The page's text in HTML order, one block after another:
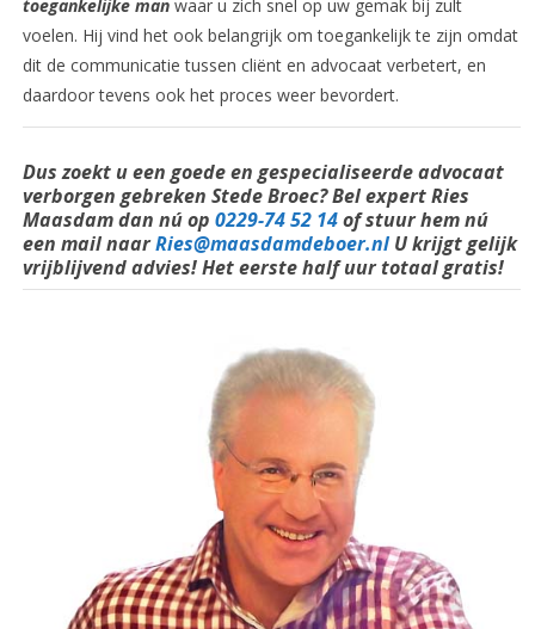
toegankelijke manwaar u zich snel op uw gemak bij zult
voelen. Hij vind het ook belangrijk om toegankelijk te zijn omdat
dit de communicatie tussen cliënt en advocaat verbetert, en
daardoor tevens ook het proces weer bevordert.
Dus zoekt u een goede en gespecialiseerdeadvocaat
verborgen gebreken Stede Broec? BelexpertRies
Maasdam dan nú op 0229-74 52 14of stuur hem nú
een mail naarRies@maasdamdeboer.nl U krijgt gelijk
vrijblijvend advies! Het eerste half uur totaal gratis!